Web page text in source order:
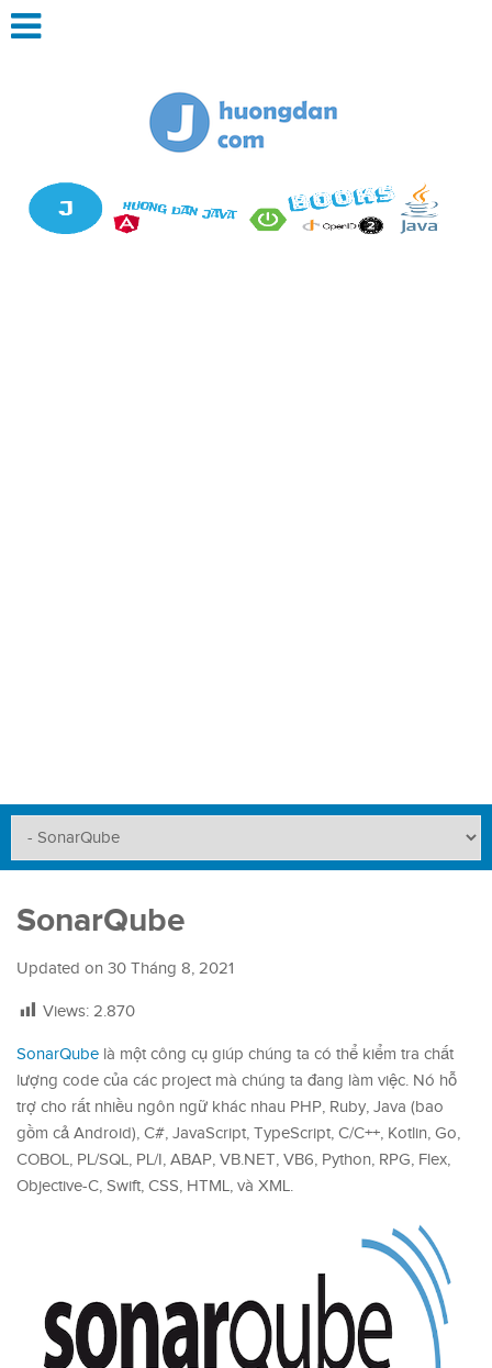
SonarQube
Updated on 30 Tháng 8, 2021
Views: 2.870
SonarQube là một công cụ giúp chúng ta có thể kiểm tra chất
lượng code của các project mà chúng ta đang làm việc. Nó hỗ
trợ cho rất nhiều ngôn ngữ khác nhau PHP, Ruby, Java (bao
gồm cả Android), C#, JavaScript, TypeScript, C/C++, Kotlin, Go,
COBOL, PL/SQL, PL/I, ABAP, VB.NET, VB6, Python, RPG, Flex,
Objective-C, Swift, CSS, HTML, và XML.